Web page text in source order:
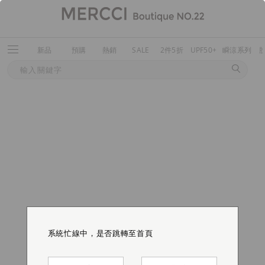
新品 預購 熱銷 SALE 2件5折 UPF50+ 瞬涼系列
系統忙線中，是否跳轉至首頁
系統忙線中，是否跳轉至首頁
系統忙線中，是否跳轉至首頁
系統忙線中，是否跳轉至首頁
系統忙線中，是否跳轉至首頁